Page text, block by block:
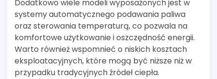
Dodatkowo wiele modeli wyposażonych jest w
systemy automatycznego podawania paliwa
oraz sterowania temperaturą, co pozwala na
komfortowe użytkowanie i oszczędność energii.
Warto również wspomnieć o niskich kosztach
eksploatacyjnych, które mogą być niższe niż w
przypadku tradycyjnych źródeł ciepła.